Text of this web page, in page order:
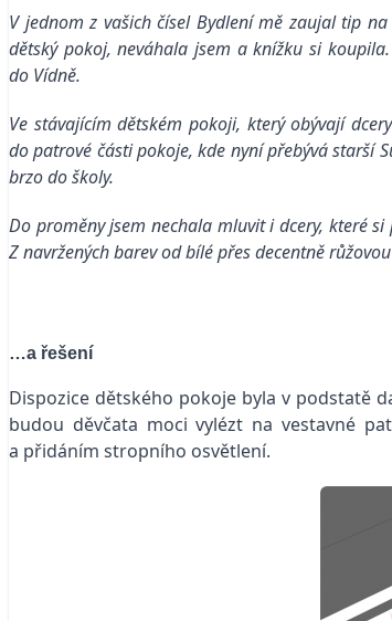
V jednom z vašich čísel Bydlení mě zaujal tip
dětský pokoj, neváhala jsem a knížku si
do Vídně.
Ve stávajícím dětském pokoji, který obývají
do patrové části pokoje, kde nyní přebývá starší
brzo do školy.
Do proměny jsem nechala mluvit i dcery, které
Z navržených barev od bílé přes decentně
…a řešení
Dispozice dětského pokoje byla v podstatě
budou děvčata moci vylézt na vestavné
a přidáním stropního osvětlení.